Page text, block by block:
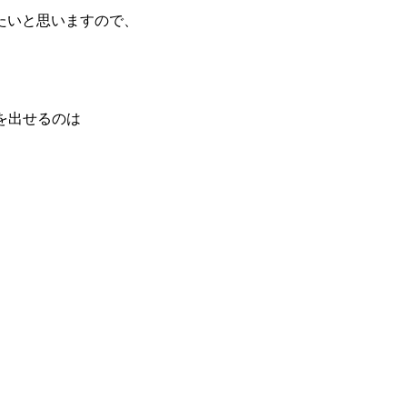
と思いますので、
出せるのは